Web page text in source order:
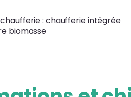
: chaufferie intégrée
biomasse